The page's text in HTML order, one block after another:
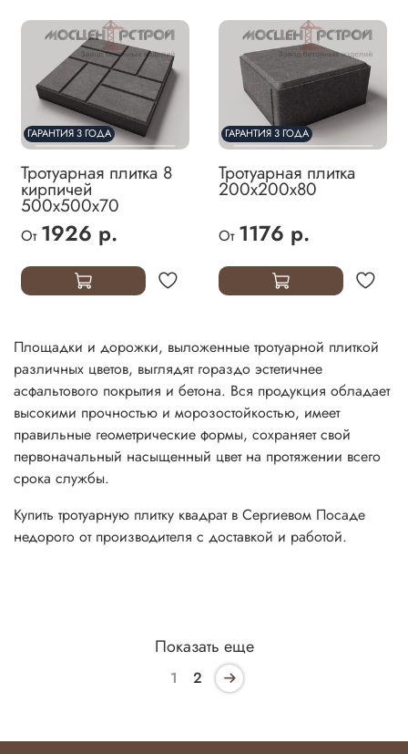
ГАРАНТИЯ 3 ГОДА
Тротуарная плитка 8
кирпичей
500х500х70
От 1926 р.
ГАРАНТИЯ 3 ГОДА
Тротуарная плитка
200х200х80
От 1176 р.
Площадки и дорожки, выложенные тротуарной плиткой
различных цветов, выглядят гораздо эстетичнее
асфальтового покрытия и бетона. Вся продукция обладает
высокими прочностью и морозостойкостью, имеет
правильные геометрические формы, сохраняет свой
первоначальный насыщенный цвет на протяжении всего
срока службы.
Купить тротуарную плитку квадрат в Сергиевом Посаде
недорого от производителя с доставкой и работой.
Показать еще
1 2